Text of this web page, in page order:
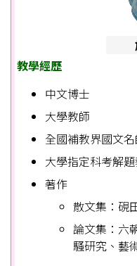
教學經歷
中文博士
大學教師
全國補教界國文
大學指定科考解
著作
散文集：硯
論文集：六
騷研究、藝